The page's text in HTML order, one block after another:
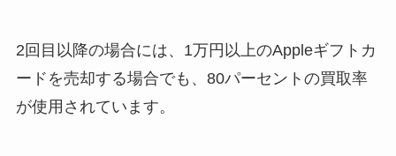
2回目以降の場合には、1万円以上のAppleギフトカ
ードを売却する場合でも、80パーセントの買取率
が使用されています。